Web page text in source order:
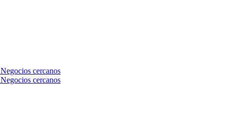
Negocios cercanos
Negocios cercanos